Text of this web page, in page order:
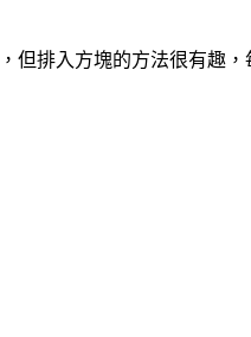
但排入方塊的方法很有